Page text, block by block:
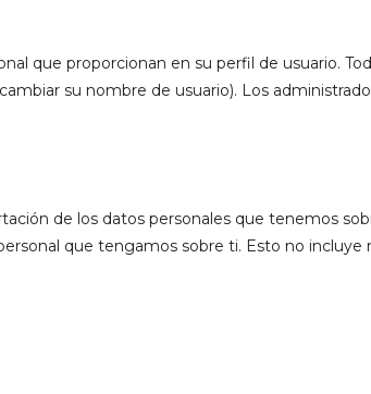
que proporcionan en su perfil de usuario.
su nombre de usuario). Los
de los datos personales que tenemos
que tengamos sobre ti. Esto no incluye